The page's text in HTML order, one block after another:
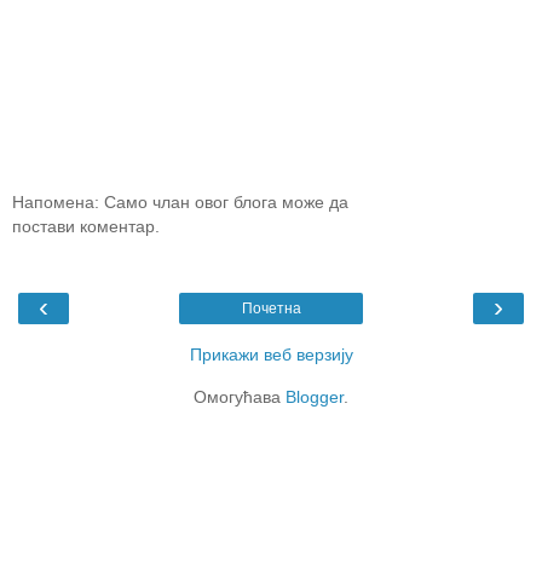
Напомена: Само члан овог блога може да
постави коментар.
‹ ›
Почетна
Прикажи веб верзију
Омогућава Blogger.